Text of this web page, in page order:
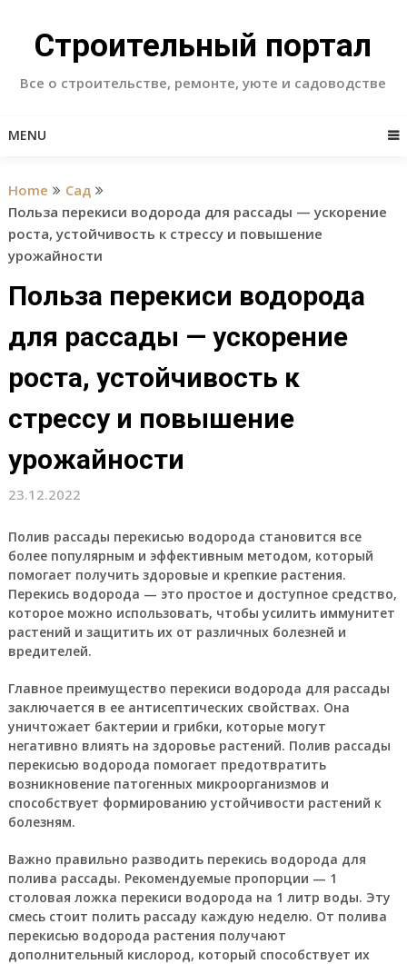
contentСтроительный портал
Все о строительстве, ремонте, уюте и садоводстве
MENU
Home
Сад
Польза перекиси водорода для рассады — ускорение
роста, устойчивость к стрессу и повышение
урожайности
Польза перекиси водорода
для рассады — ускорение
роста, устойчивость к
стрессу и повышение
урожайности
23.12.2022
Полив рассады перекисью водорода становится все
более популярным и эффективным методом, который
помогает получить здоровые и крепкие растения.
Перекись водорода — это простое и доступное средство,
которое можно использовать, чтобы усилить иммунитет
растений и защитить их от различных болезней и
вредителей.
Главное преимущество перекиси водорода для рассады
заключается в ее антисептических свойствах. Она
уничтожает бактерии и грибки, которые могут
негативно влиять на здоровье растений. Полив рассады
перекисью водорода помогает предотвратить
возникновение патогенных микроорганизмов и
способствует формированию устойчивости растений к
болезням.
Важно правильно разводить перекись водорода для
полива рассады. Рекомендуемые пропорции — 1
столовая ложка перекиси водорода на 1 литр воды. Эту
смесь стоит полить рассаду каждую неделю. От полива
перекисью водорода растения получают
дополнительный кислород, который способствует их